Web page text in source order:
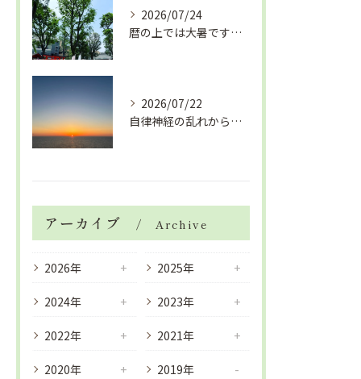
2026/07/24
暦の上では大暑です！腰痛や肩こりから来る頭痛
2026/07/22
自律神経の乱れから生活習慣病、血液循環の滞り
アーカイブ Archive
2026年 2025年
2024年 2023年
2022年 2021年
2020年
2019年